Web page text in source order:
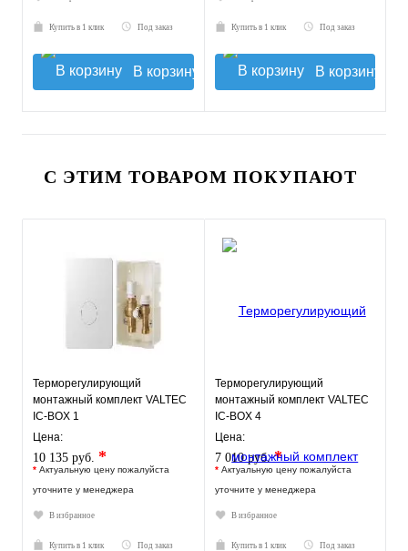
Купить в 1 клик Под заказ
В корзину
Купить в 1 клик Под заказ
В корзину
С ЭТИМ ТОВАРОМ ПОКУПАЮТ
Терморегулирующий
монтажный комплект VALTEC
IC-BOX 1
Цена:
10 135 руб. *
* Актуальную цену пожалуйста
уточните у менеджера
В избранное
Купить в 1 клик Под заказ
Терморегулирующий
монтажный комплект VALTEC
IC-BOX 4
Цена:
7 010 руб.*
* Актуальную цену пожалуйста
уточните у менеджера
В избранное
Купить в 1 клик Под заказ